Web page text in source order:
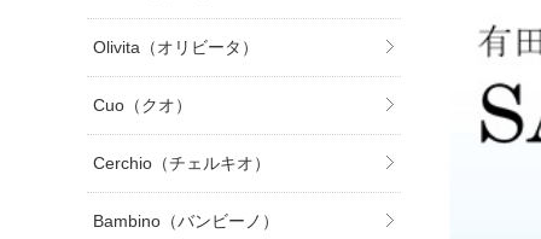
Olivita（オリビータ）
Cuo（クオ）
Cerchio（チェルキオ）
Bambino（バンビーノ）